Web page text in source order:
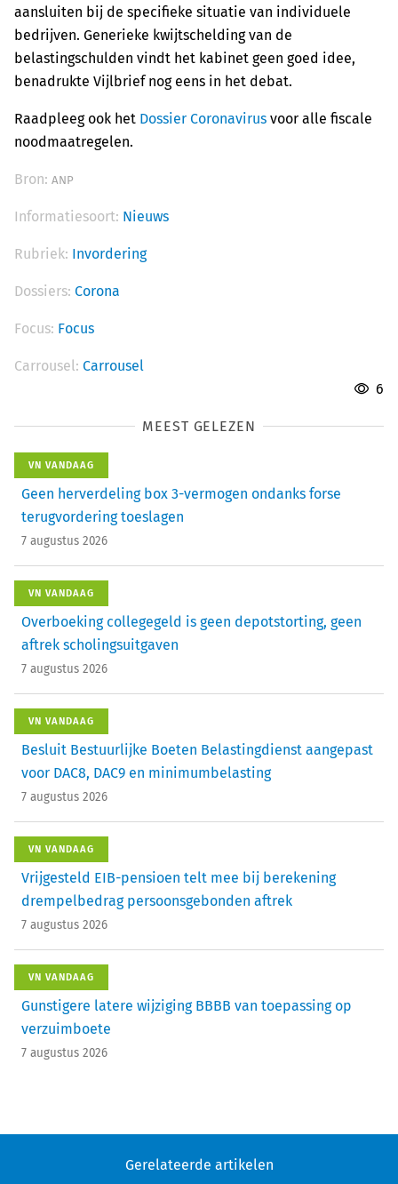
aansluiten bij de specifieke situatie van individuele
bedrijven. Generieke kwijtschelding van de
belastingschulden vindt het kabinet geen goed idee,
benadrukte Vijlbrief nog eens in het debat.
Raadpleeg ook het Dossier Coronavirus voor alle fiscale
noodmaatregelen.
Bron: ANP
Informatiesoort: Nieuws
Rubriek: Invordering
Dossiers: Corona
Focus: Focus
Carrousel: Carrousel
6
MEEST GELEZEN
VN VANDAAG
Geen herverdeling box 3-vermogen ondanks forse
terugvordering toeslagen
7 augustus 2026
VN VANDAAG
Overboeking collegegeld is geen depotstorting, geen
aftrek scholingsuitgaven
7 augustus 2026
VN VANDAAG
Besluit Bestuurlijke Boeten Belastingdienst aangepast
voor DAC8, DAC9 en minimumbelasting
7 augustus 2026
VN VANDAAG
Vrijgesteld EIB-pensioen telt mee bij berekening
drempelbedrag persoonsgebonden aftrek
7 augustus 2026
VN VANDAAG
Gunstigere latere wijziging BBBB van toepassing op
verzuimboete
7 augustus 2026
Gerelateerde artikelen